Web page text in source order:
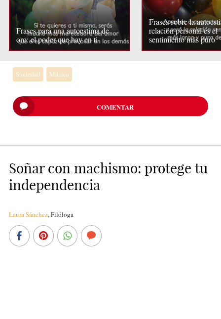
Frases para una autoestima de
oro: el poder que hay en ti
Frases sobre la
relación personal es el
sentimiento más puro
Sociedad Música
COMENTAR
Soñar con machismo: protege tu
independencia
Laura Sánchez,Filóloga